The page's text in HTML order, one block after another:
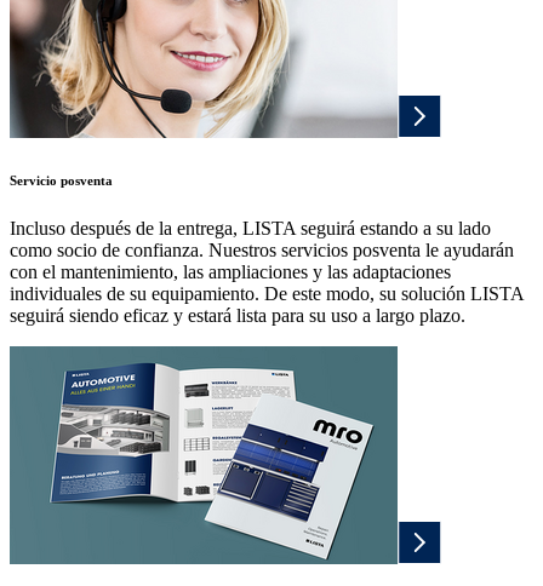
Servicio posventa
Incluso después de la entrega, LISTA seguirá estando a su lado
como socio de confianza. Nuestros servicios posventa le ayudarán
con el mantenimiento, las ampliaciones y las adaptaciones
individuales de su equipamiento. De este modo, su solución LISTA
seguirá siendo eficaz y estará lista para su uso a largo plazo.